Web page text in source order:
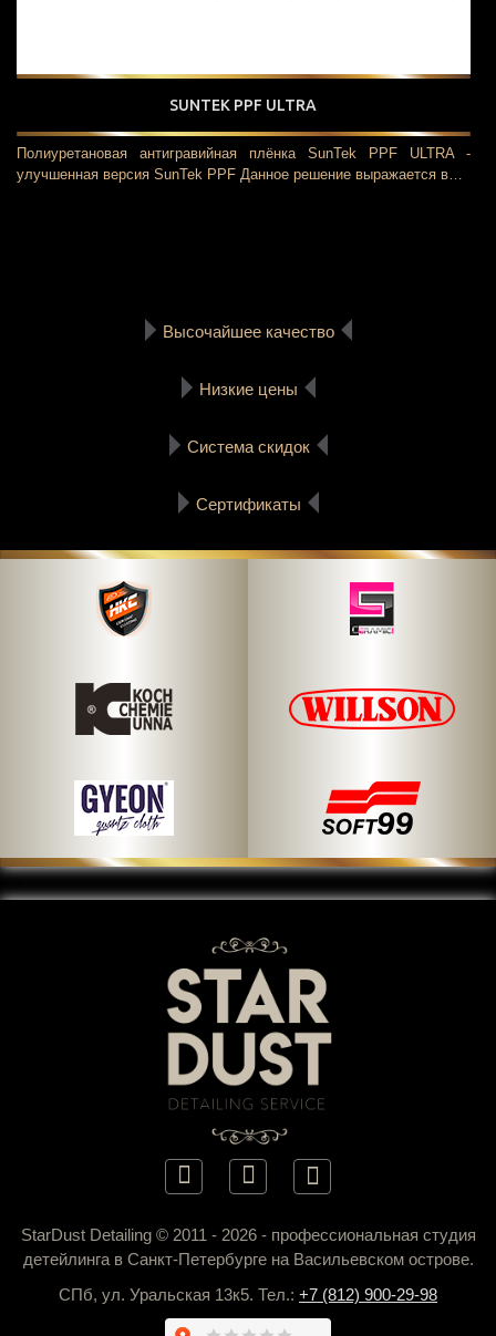
SUNTEK PPF ULTRA
Полиуретановая антигравийная плёнка SunTek PPF ULTRA -
улучшенная версия SunTek PPF Данное решение выражается в…
Высочайшее качество
Низкие цены
Система скидок
Сертификаты
StarDust Detailing © 2011 - 2026 - профессиональная студия
детейлинга в Санкт-Петербурге на Васильевском острове.
СПб, ул. Уральская 13к5. Тел.: +7 (812) 900-29-98